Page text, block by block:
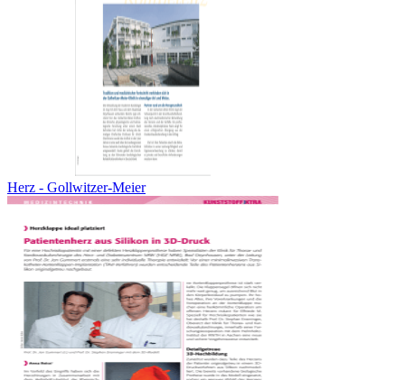
Herz - Gollwitzer-Meier